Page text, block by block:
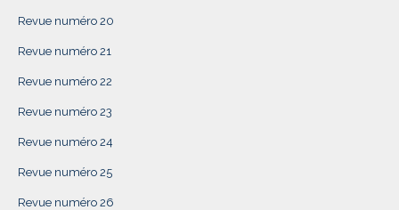
Revue numéro 20
Revue numéro 21
Revue numéro 22
Revue numéro 23
Revue numéro 24
Revue numéro 25
Revue numéro 26